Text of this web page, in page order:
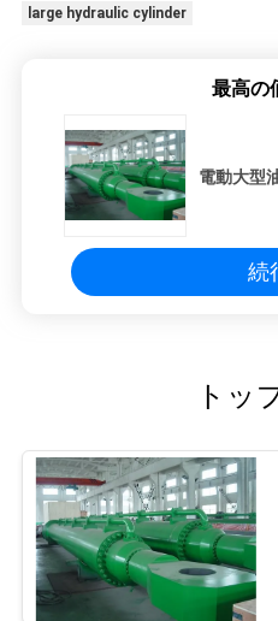
large hydraulic cylinder
最高の
電動大型
続
トッ